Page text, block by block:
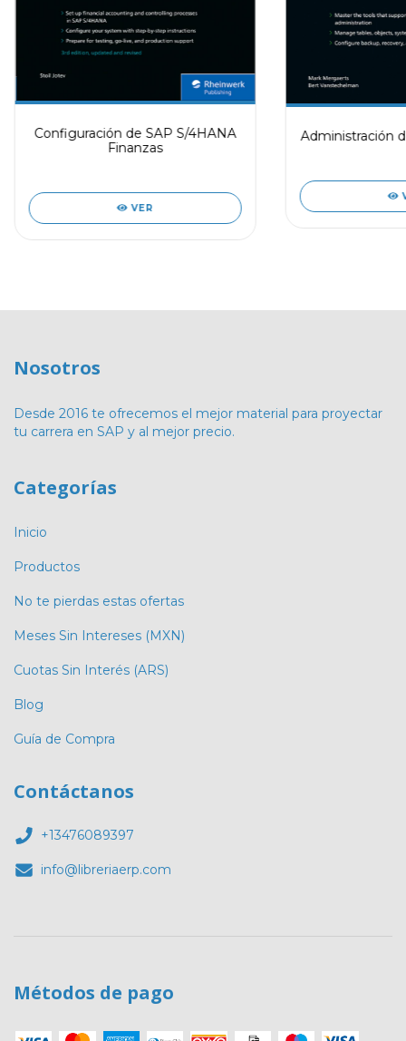
Configuración de SAP S/4HANA
Finanzas
VER
Administración
Nosotros
Desde 2016 te ofrecemos el mejor material para proyectar
tu carrera en SAP y al mejor precio.
Categorías
Inicio
Productos
No te pierdas estas ofertas
Meses Sin Intereses (MXN)
Cuotas Sin Interés (ARS)
Blog
Guía de Compra
Contáctanos
+13476089397
info@libreriaerp.com
Métodos de pago